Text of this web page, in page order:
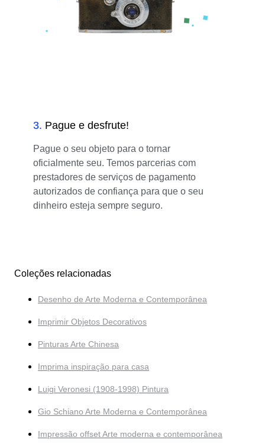
3. Pague e desfrute!
Pague o seu objeto para o tornar
oficialmente seu. Temos parcerias com
prestadores de serviços de pagamento
autorizados de confiança para que o seu
dinheiro esteja sempre seguro.
Coleções relacionadas
Desenho de Arte Moderna e Contemporânea
Imprimir Objetos Decorativos
Pinturas Arte Chinesa
Imprima inspiração para casa
Luigi Veronesi (1908-1998) Pintura
Gio Schiano Arte Moderna e Contemporânea
Impressão offset Arte moderna e contemporânea